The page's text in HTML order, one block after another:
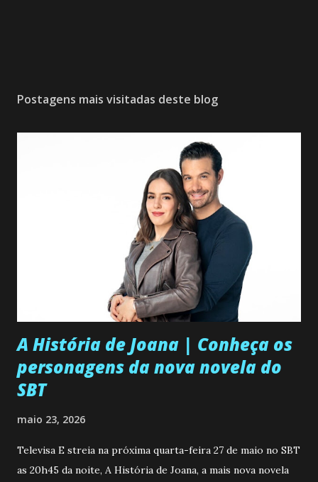
Postagens mais visitadas deste blog
A História de Joana | Conheça os
personagens da nova novela do
SBT
maio 23, 2026
Televisa E streia na próxima quarta-feira 27 de maio no SBT
as 20h45 da noite, A História de Joana, a mais nova novela